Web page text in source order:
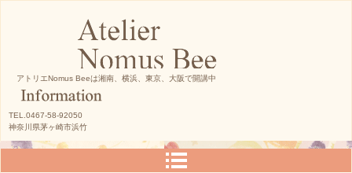
アトリエNomus Beeは湘南、横浜、東京、大阪で開講中
TEL.0467-58-92050
神奈川県茅ヶ崎市浜竹